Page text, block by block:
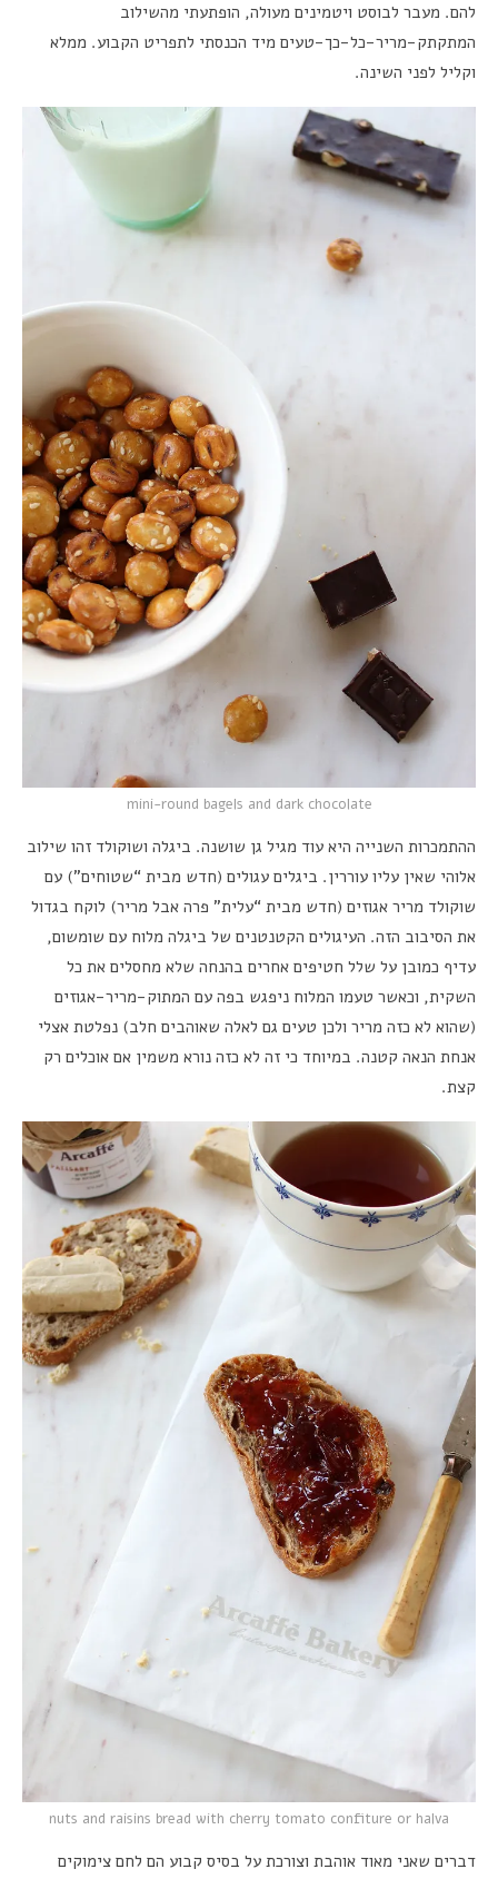
להם. מעבר לבוסט ויטמינים מעולה, הופתעתי מהשילוב
המתקתק-מריר-כל-כך-טעים מיד הכנסתי לתפריט הקבוע. ממלא
וקליל לפני השינה.
mini-round bagels and dark chocolate
ההתמכרות השנייה היא עוד מגיל גן שושנה. ביגלה ושוקולד זהו שילוב
אלוהי שאין עליו עוררין. ביגלים עגולים (חדש מבית “שטוחים”) עם
שוקולד מריר אגוזים (חדש מבית “עלית” פרה אבל מריר) לוקח בגדול
את הסיבוב הזה. העיגולים הקטנטנים של ביגלה מלוח עם שומשום,
עדיף כמובן על שלל חטיפים אחרים בהנחה שלא מחסלים את כל
השקית, וכאשר טעמו המלוח ניפגש בפה עם המתוק-מריר-אגוזים
(שהוא לא כזה מריר ולכן טעים גם לאלה שאוהבים חלב) נפלטת אצלי
אנחת הנאה קטנה. במיוחד כי זה לא כזה נורא משמין אם אוכלים רק
קצת.
nuts and raisins bread with cherry tomato confiture or halva
דברים שאני מאוד אוהבת וצורכת על בסיס קבוע הם לחם צימוקים